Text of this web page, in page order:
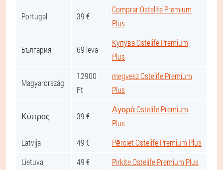
Portugal 39 €
Comprar Ostelife Premium
Plus
България 69 leva
Купува Ostelife Premium
Plus
Magyarország
12900
Ft
megvesz Ostelife Premium
Plus
Κύπρος 39 €
Αγορά Ostelife Premium
Plus
Latvija
49 €
Pērciet Ostelife Premium Plus
Lietuva
49 €
Pirkite Ostelife Premium Plus